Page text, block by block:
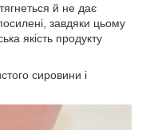
й не дає
завдяки цьому
якість продукту
сировини і